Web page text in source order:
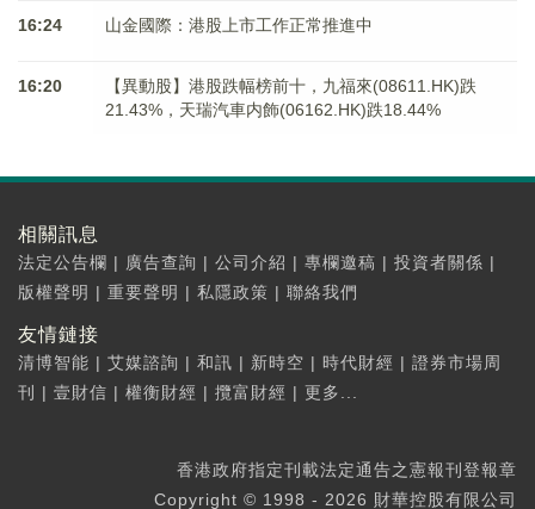
16:24 山金國際：港股上市工作正常推進中
16:20
【異動股】港股跌幅榜前十，九福來(08611.HK)跌
21.43%，天瑞汽車内飾(06162.HK)跌18.44%
相關訊息
法定公告欄 | 廣告查詢 | 公司介紹 | 專欄邀稿 | 投資者關係 |
版權聲明 | 重要聲明 | 私隱政策 | 聯絡我們
友情鏈接
清博智能 | 艾媒諮詢 | 和訊 | 新時空 | 時代財經 | 證券市場周
刊
| 壹財信 | 權衡財經 | 攬富財經 | 更多...
香港政府指定刊載法定通告之憲報刊登報章
Copyright © 1998 - 2026 財華控股有限公司